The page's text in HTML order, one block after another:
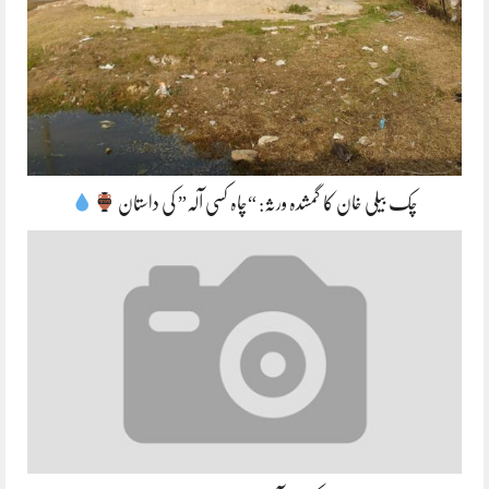
چک بیلی خان کا گمشدہ ورثہ: “چاہ کسی آلہ” کی داستان